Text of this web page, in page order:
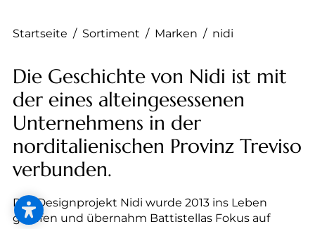
Startseite / Sortiment / Marken / nidi
Die Geschichte von Nidi ist mit
der eines alteingesessenen
Unternehmens in der
norditalienischen Provinz Treviso
verbunden.
Das Designprojekt Nidi wurde 2013 ins Leben
gerufen und übernahm Battistellas Fokus auf